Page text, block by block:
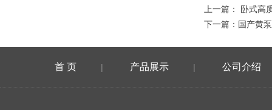
上一篇： 卧式高
下一篇： 国产黄
首 页 | 产品展示 | 公司介绍